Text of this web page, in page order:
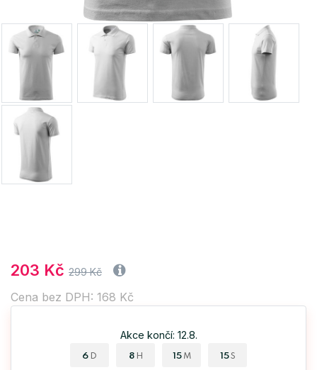
203 Kč 299 Kč
Cena bez DPH: 168 Kč
Akce končí: 12.8.
6 D 8 H 15 M 14 S